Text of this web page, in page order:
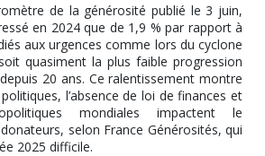
de la générosité publié le 3 juin,
en 2024 que de 1,9 % par rapport à
aux urgences comme lors du cyclone
quasiment la plus faible progression
20 ans. Ce ralentissement montre
l’absence de loi de finances et
mondiales impactent le
selon France Générosités, qui
2025 difficile.